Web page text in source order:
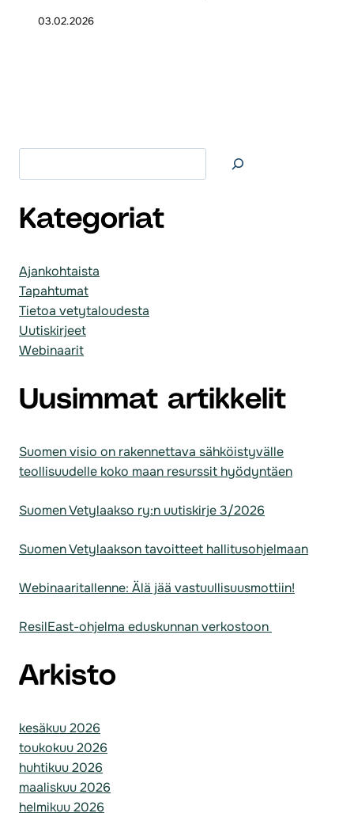
03.02.2026
Kategoriat
Ajankohtaista
Tapahtumat
Tietoa vetytaloudesta
Uutiskirjeet
Webinaarit
Uusimmat artikkelit
Suomen visio on rakennettava sähköistyvälle
teollisuudelle koko maan resurssit hyödyntäen
Suomen Vetylaakso ry:n uutiskirje 3/2026
Suomen Vetylaakson tavoitteet hallitusohjelmaan
Webinaaritallenne: Älä jää vastuullisuusmottiin!
ResilEast-ohjelma eduskunnan verkostoon
Arkisto
kesäkuu 2026
toukokuu 2026
huhtikuu 2026
maaliskuu 2026
helmikuu 2026